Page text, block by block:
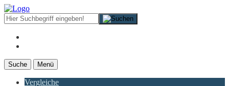
Suche Menü
Vergleiche